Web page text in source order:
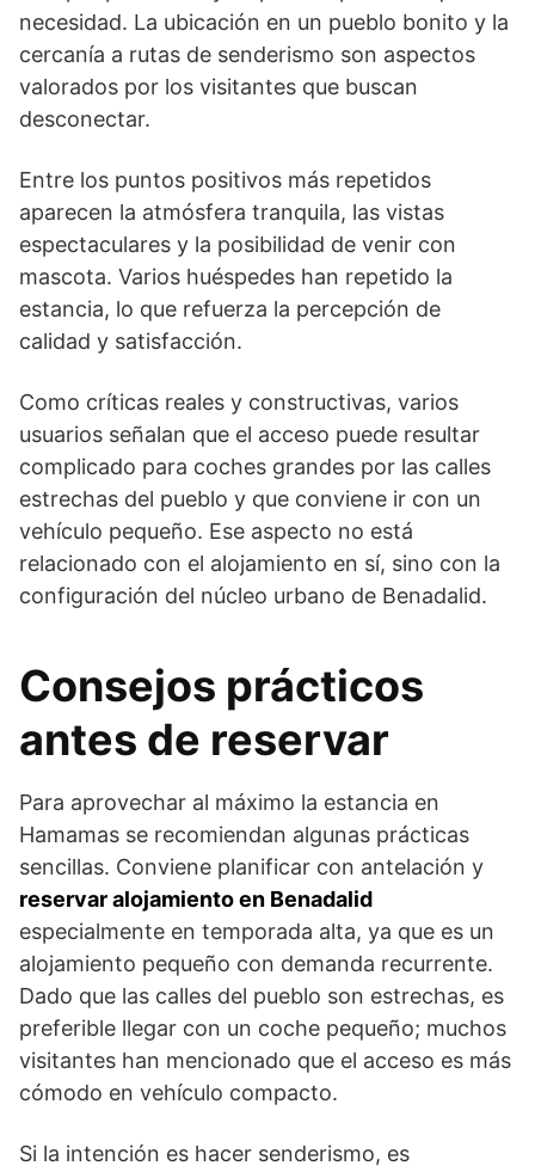
necesidad. La ubicación en un pueblo bonito y la
cercanía a rutas de senderismo son aspectos
valorados por los visitantes que buscan
desconectar.
Entre los puntos positivos más repetidos
aparecen la atmósfera tranquila, las vistas
espectaculares y la posibilidad de venir con
mascota. Varios huéspedes han repetido la
estancia, lo que refuerza la percepción de
calidad y satisfacción.
Como críticas reales y constructivas, varios
usuarios señalan que el acceso puede resultar
complicado para coches grandes por las calles
estrechas del pueblo y que conviene ir con un
vehículo pequeño. Ese aspecto no está
relacionado con el alojamiento en sí, sino con la
configuración del núcleo urbano de Benadalid.
Consejos prácticos
antes de reservar
Para aprovechar al máximo la estancia en
Hamamas se recomiendan algunas prácticas
sencillas. Conviene planificar con antelación y
reservar alojamiento en Benadalid
especialmente en temporada alta, ya que es un
alojamiento pequeño con demanda recurrente.
Dado que las calles del pueblo son estrechas, es
preferible llegar con un coche pequeño; muchos
visitantes han mencionado que el acceso es más
cómodo en vehículo compacto.
Si la intención es hacer senderismo, es